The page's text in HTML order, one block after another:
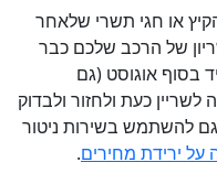
או חגי תשרי שלאחר
של הרכב שלכם כבר
בסוף אוגוסט (גם
כעת ולחזור ולבדוק
להשתמש בשירות ניטור
ירידת מחירים.